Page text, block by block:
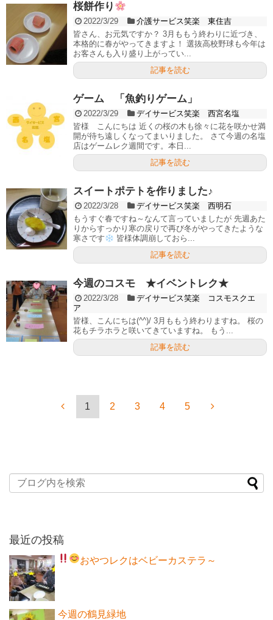
桜餅作り
2022/3/29
介護サービス笑楽 東住吉
皆さん、お元気ですか？ 3月ももう終わりに近づき、
本格的に春がやってきますよ！ 選抜高校野球も今年は
お客さんも入り盛り上がってい...
記事を読む
ゲーム 「魚釣りゲーム」
2022/3/29
デイサービス笑楽 西宮名塩
皆様 こんにちは 近くの桜の木も徐々に花を咲かせ満
開が待ち遠しくなってまいりました。 さて今週の名塩
店はゲームレク週間です。本日...
記事を読む
スイートポテトを作りました♪
2022/3/28
デイサービス笑楽 西明石
もうすぐ春ですね～なんて言っていましたが 先週あた
りからすっかり寒の戻りで再び冬がやってきたような
寒さです
皆様体調崩しておら...
記事を読む
今週のコスモ ★イベントレク★
2022/3/28
デイサービス笑楽 コスモスクエ
ア
皆様、こんにちは(^^)/ 3月ももう終わりますね。 桜の
花もチラホラと咲いてきていますね。 もう...
記事を読む
1 2 3 4 5
最近の投稿
おやつレクはベビーカステラ～
今週の鶴見緑地